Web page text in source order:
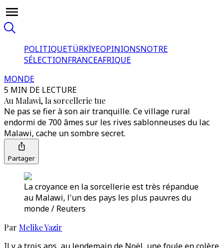
POLITIQUETÜRKİYEOPINIONSNOTRE
SÉLECTIONFRANCEAFRIQUE
MONDE
5 MIN DE LECTURE
Au Malawi, la sorcellerie tue
Ne pas se fier à son air tranquille. Ce village rural
endormi de 700 âmes sur les rives sablonneuses du lac
Malawi, cache un sombre secret.
Partager
La croyance en la sorcellerie est très répandue
au Malawi, l'un des pays les plus pauvres du
monde / Reuters
Par Melike Yazir